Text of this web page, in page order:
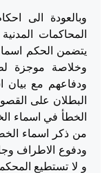
المحاكمات
يتضمن الحكم
وخلاصة موجزة
ودفاعهم مع
البطلان على
الخطأ في اسماء
من ذكر اسماء
ودفوع الاطراف
و لا تستطيع